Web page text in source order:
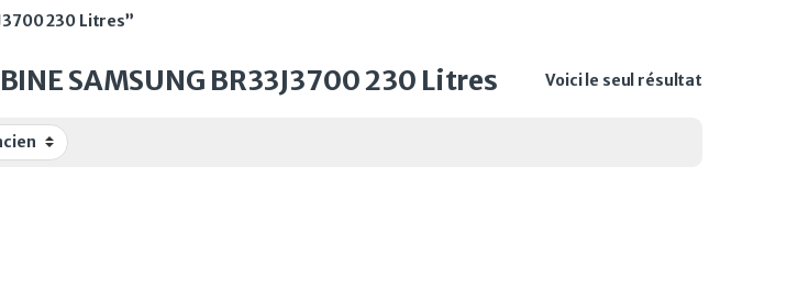
230 Litres”
SAMSUNG BR33J3700 230 Litres Voici le seul résultat